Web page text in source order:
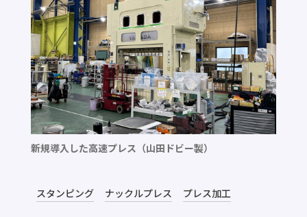
新規導入した高速プレス（山田ドビー製）
スタンピング ナックルプレス プレス加工